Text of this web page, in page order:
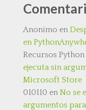
Anonimo en
en
Recursos Python
ejecuta sin
Microsoft Store
010110 en No se
argumentos